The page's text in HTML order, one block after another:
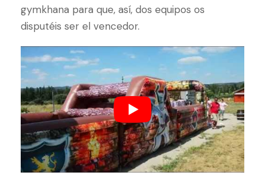
gymkhana para que, así, dos equipos os
disputéis ser el vencedor.